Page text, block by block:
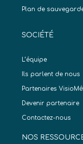
Plan de
SOCIÉTÉ
L’équipe
Ils parlent de nous
Partenaires
Devenir partenaire
Contactez-nous
NOS